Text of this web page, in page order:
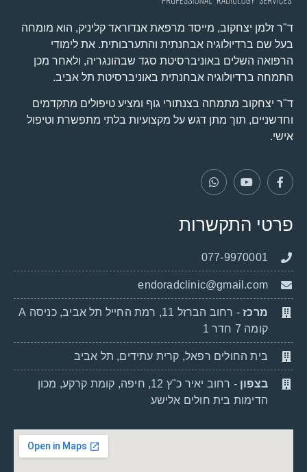
ד"ר זלמן יצחקוב, מייסד מרפאת אנדוראד קליניק, הוא מומחה
בעל שם ברדיולוגיה אבחנתית והתערבותית. את לימודי
הרפואה השלים באוניברסיטת סגד שבהונגריה, ולאחר מכן
התמחה ברדיולוגיה אבחנתית באוניברסיטת תל אביב.
ד"ר יצחקוב מתמחה בצנתורי גוף ומציע טיפולים מתקדמים
וחדשניים, תוך מתן דגש על מקצועיות בלתי מתפשרת וטיפול
אישי.
פרטי התקשרות
077-9970001
endoradclinic@gmail.com
מרכז
- רחוב הברזל 11, רמת החייל תל אביב, כניסה A
קומה 7 חדר 1
בית החולים רפאל, קרית עתידים, תל אביב
בצפון
- רחוב יאיר כ"ץ 12, חיפה, קומת קרקע, מכון
הדימות בית חולים אלישע